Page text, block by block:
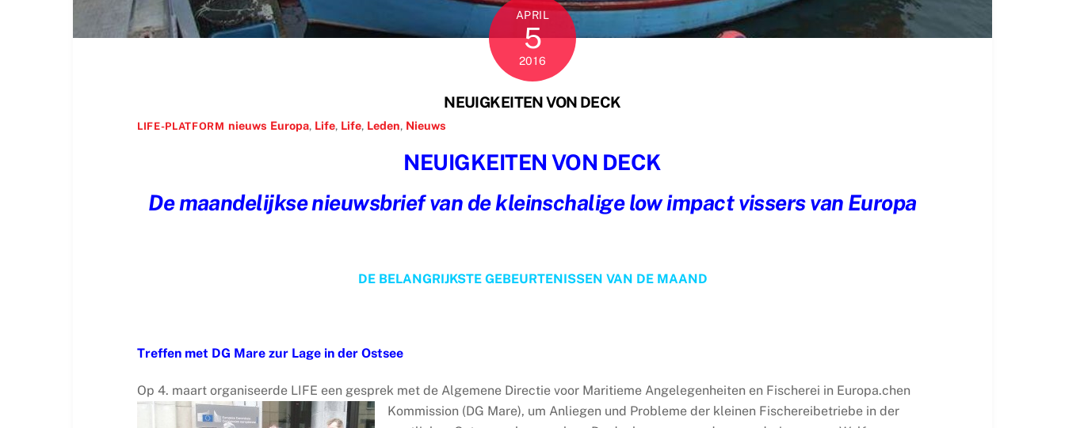
APRIL
5
2016
NEUIGKEITEN VON DECK
LIFE-PLATFORM nieuws Europa, Life, Life, Leden, Nieuws
NEUIGKEITEN VON DECK
De maandelijkse nieuwsbrief van de kleinschalige low impact vissers van Europa
DE BELANGRIJKSTE GEBEURTENISSEN VAN DE MAAND
Treffen met DG Mare zur Lage in der Ostsee
Op 4. maart organiseerde LIFE een gesprek met de Algemene Directie voor Maritieme Angelegenheiten en Fischerei in Europa.chen
Kommission (DG Mare), um Anliegen und Probleme der kleinen Fischereibetriebe in der